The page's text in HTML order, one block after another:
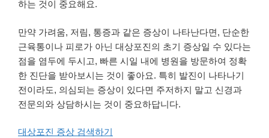
하는 것이 중요해요.
만약 가려움, 저림, 통증과 같은 증상이 나타난다면, 단순한
근육통이나 피로가 아닌 대상포진의 초기 증상일 수 있다는
점을 염두에 두시고, 빠른 시일 내에 병원을 방문하여 정확
한 진단을 받아보시는 것이 좋아요. 특히 발진이 나타나기
전이라도, 의심되는 증상이 있다면 주저하지 말고 신경과
전문의와 상담하시는 것이 중요하답니다.
대상포진 증상 검색하기